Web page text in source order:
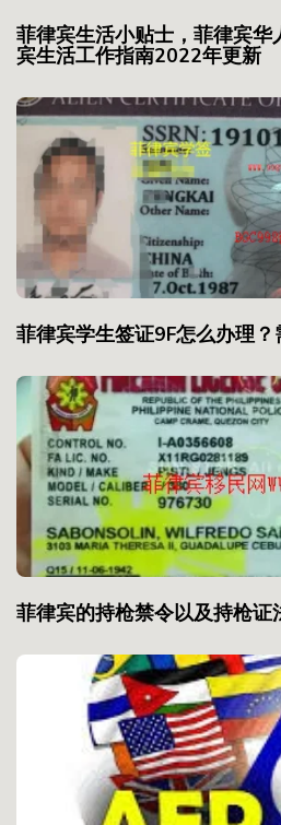
菲律宾生活小贴士，菲律宾
宾生活工作指南2022年更新
菲律宾学生签证9F怎么办理？
菲律宾的持枪禁令以及持枪证